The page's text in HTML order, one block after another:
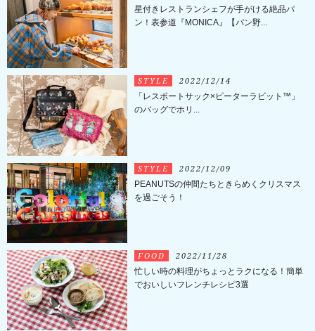
星付きレストランシェフが手がける絶品パ
ン！表参道『MONICA』【パン野...
STYLE 2022/12/14
「レスポートサック×ピーターラビット™️」
のバッグでホリ...
STYLE 2022/12/09
PEANUTSの仲間たちときらめくクリスマス
を過ごそう！
FOOD 2022/11/28
忙しい時の料理がちょっとラクになる！簡単
でおいしいフレンチレシピ3選